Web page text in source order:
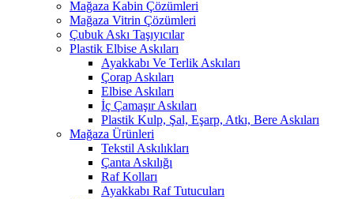
Mağaza Kabin Çözümleri
Mağaza Vitrin Çözümleri
Çubuk Askı Taşıyıcılar
Plastik Elbise Askıları
Ayakkabı Ve Terlik Askıları
Çorap Askıları
Elbise Askıları
İç Çamaşır Askıları
Plastik Kulp, Şal, Eşarp, Atkı, Bere Askıları
Mağaza Ürünleri
Tekstil Askılıkları
Çanta Askılığı
Raf Kolları
Ayakkabı Raf Tutucuları